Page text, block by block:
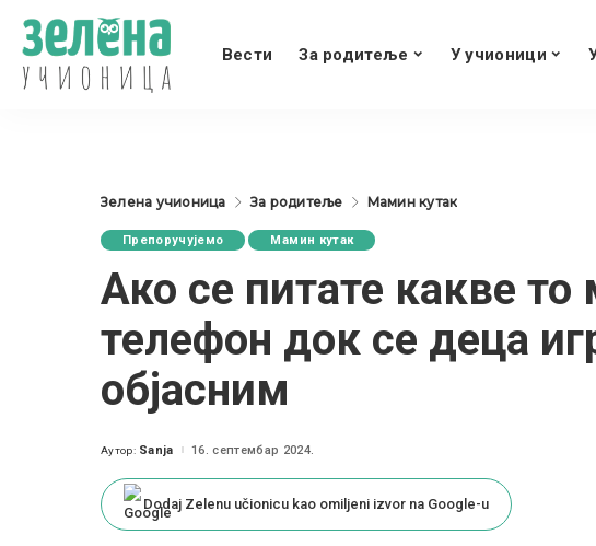
Вести За родитеље У учионици
Зелена учионица За родитеље Мамин кутак
Препоручујемо Мамин кутак
Ако се питате какве
телефон док се деца
објасним
Posted
Аутор: Sanja 16. септембар 2024.
Dodaj Zelenu učionicu kao omiljeni izvor na Google-u